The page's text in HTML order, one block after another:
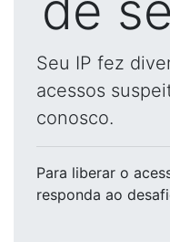
Seu IP fez
acessos
conosco.
Para liberar o
responda ao